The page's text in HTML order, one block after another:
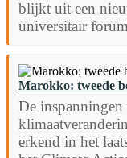
blijkt uit een
universitair
Marokko: tweede
De
erkend in het